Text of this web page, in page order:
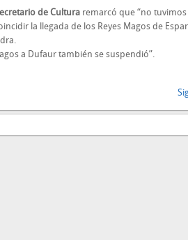
de Cultura remarcó que “no
la llegada de los Reyes Magos de
a Dufaur también se suspendió”.